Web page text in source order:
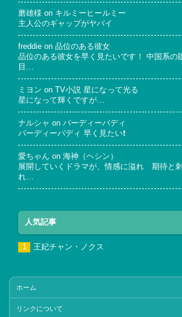
磨雄様 on キルミーヒールミー
主人公のギャップがヤバイ
freddie on 品位のある彼女
品位のある彼女を早く見たいです！ 中国系の
目…
ミヨン on TV小説 星になって光る
星になって輝くですが…
ナルシャ on バーディーバディ
バーディーバディ 早く見たい❗
愛ちゃん on 海神（ヘシン）
展開していくドラマが、情感に溢れ 期待と
れ…
人気記事
王妃チャン・ノクス
ホーム
リンクについて